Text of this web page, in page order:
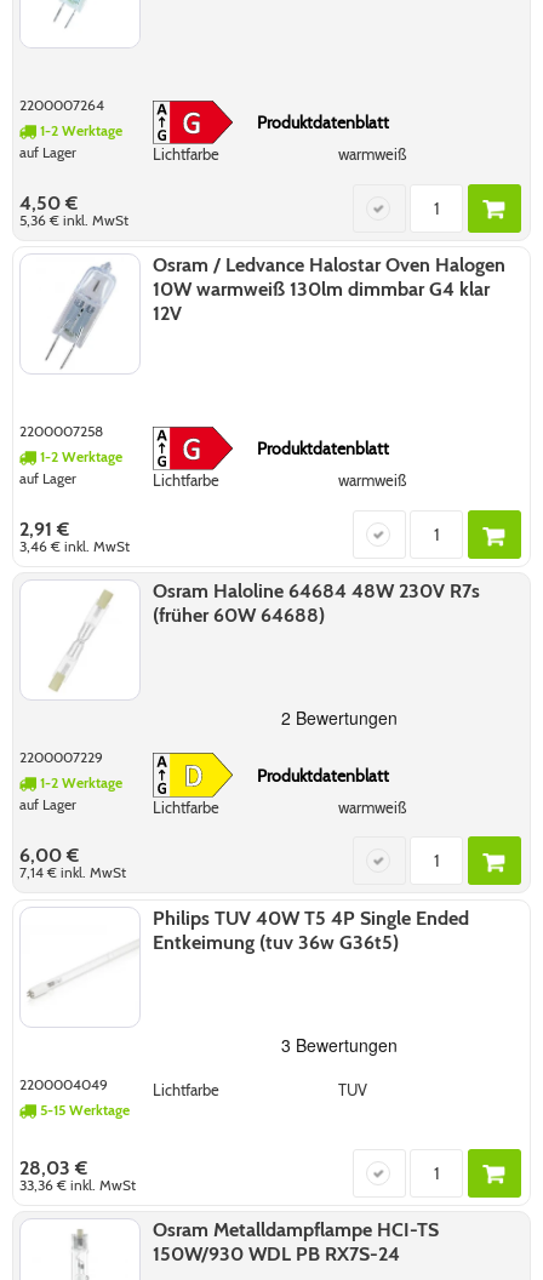
2200007264
1-2 Werktage
auf Lager
Produktdatenblatt
Lichtfarbe warmweiß
4,50 €
5,36 €inkl. MwSt
Osram / Ledvance Halostar Oven Halogen
10W warmweiß 130lm dimmbar G4 klar
12V
2200007258
1-2 Werktage
auf Lager
Produktdatenblatt
Lichtfarbe warmweiß
2,91 €
3,46 €inkl. MwSt
Osram Haloline 64684 48W 230V R7s
(früher 60W 64688)
2200007229
1-2 Werktage
auf Lager
Produktdatenblatt
Lichtfarbe warmweiß
6,00 €
7,14 €inkl. MwSt
Philips TUV 40W T5 4P Single Ended
Entkeimung (tuv 36w G36t5)
2200004049
5-15 Werktage
Lichtfarbe TUV
28,03 €
33,36 €inkl. MwSt
Osram Metalldampflampe HCI-TS
150W/930 WDL PB RX7S-24